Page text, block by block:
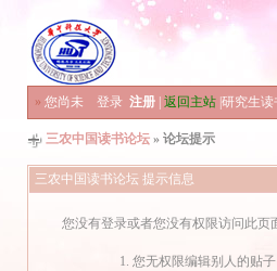
» 您尚未 登录 注册 返回主站 研究生读
三农中国读书论坛 » 论坛提示
三农中国读书论坛 提示信息
您没有登录或者您没有权限访问此页
您无权限编辑别人的贴子